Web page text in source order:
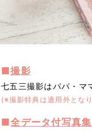
■撮影
七五三撮影はパパ・マ
(※撮影特典は適用外とな
■全データ付写真